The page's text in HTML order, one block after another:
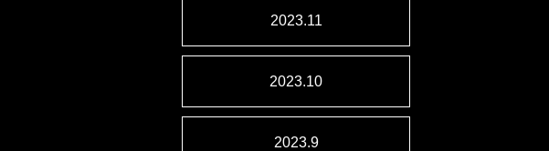
2023.11
2023.10
2023.9